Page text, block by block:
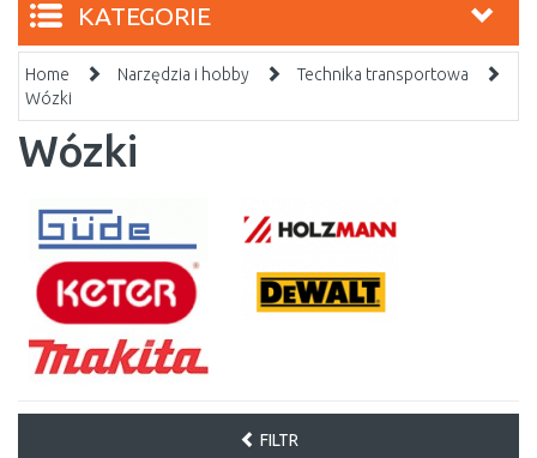
KATEGORIE
Home Narzędzia i hobby
Technika transportowa
Wózki
Wózki
FILTR